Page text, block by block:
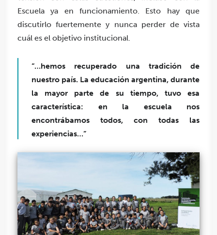
Escuela ya en funcionamiento. Esto hay que
discutirlo fuertemente y nunca perder de vista
cuál es el objetivo institucional.
“…hemos recuperado una tradición de
nuestro país. La educación argentina, durante
la mayor parte de su tiempo, tuvo esa
característica: en la escuela nos
encontrábamos todos, con todas las
experiencias…”